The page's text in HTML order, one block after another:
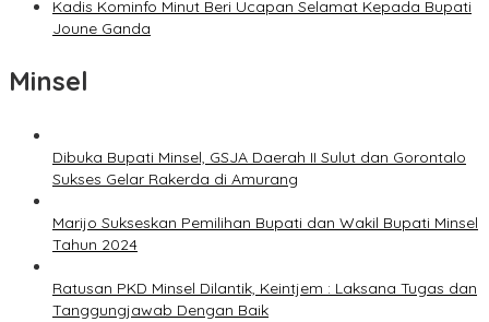
Kadis Kominfo Minut Beri Ucapan Selamat Kepada Bupati
Joune Ganda
Minsel
Dibuka Bupati Minsel, GSJA Daerah II Sulut dan Gorontalo
Sukses Gelar Rakerda di Amurang
Marijo Sukseskan Pemilihan Bupati dan Wakil Bupati Minsel
Tahun 2024
Ratusan PKD Minsel Dilantik, Keintjem : Laksana Tugas dan
Tanggungjawab Dengan Baik